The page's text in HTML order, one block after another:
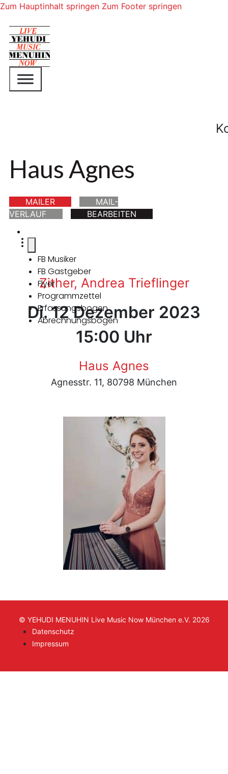
Zum Hauptinhalt springen Zum Footer springen
Haus Agnes
MAILER
MAIL-
VERLAUF
BEARBEITEN
FB Musiker
FB Gastgeber
Flyer
Programmzettel
Erfassungsbogen
Abrechnungsbogen
Zither, Andrea Trieflinger
Di. 12 Dezember 2023
15:00 Uhr
Haus Agnes
Agnesstr. 11, 80798 München
© YEHUDI MENUHIN Live Music Now München e.V. 2026
Datenschutz
Impressum